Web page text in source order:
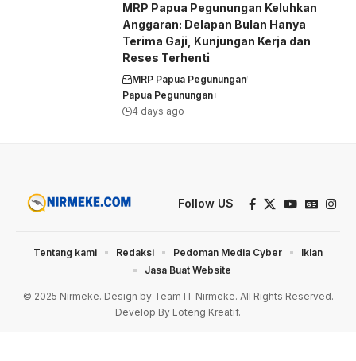
MRP Papua Pegunungan Keluhkan
Anggaran: Delapan Bulan Hanya
Terima Gaji, Kunjungan Kerja dan
Reses Terhenti
MRP Papua Pegunungan
Papua Pegunungan
4 days ago
Follow US
© 2025 Nirmeke. Design by Team IT Nirmeke. All Rights Reserved.
Develop By Loteng Kreatif.
Tentang kami Redaksi Pedoman Media Cyber
Iklan
Jasa Buat Website